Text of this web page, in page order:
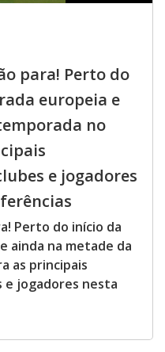
para! Perto do
europeia e
no
e jogadores
Perto do início da
ainda na metade da
as principais
e jogadores nesta